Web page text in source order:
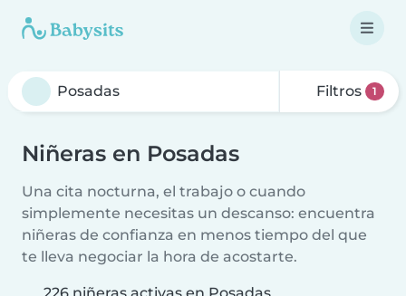
Filtros 1
Niñeras en Posadas
Una cita nocturna, el trabajo o cuando
simplemente necesitas un descanso: encuentra
niñeras de confianza en menos tiempo del que
te lleva negociar la hora de acostarte.